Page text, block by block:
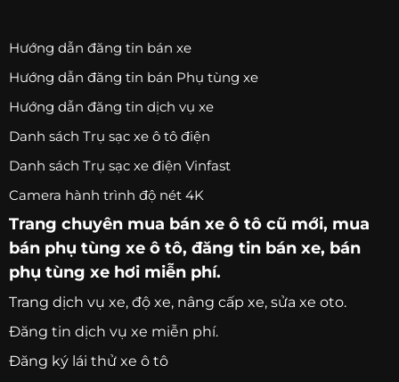
Hướng dẫn đăng tin bán xe
Hướng dẫn đăng tin bán Phụ tùng xe
Hướng dẫn đăng tin dịch vụ xe
Danh sách Trụ sạc xe ô tô điện
Danh sách Trụ sạc xe điện Vinfast
Camera hành trình độ nét 4K
Trang chuyên mua bán xe ô tô cũ mới, mua
bán phụ tùng xe ô tô, đăng tin bán xe, bán
phụ tùng xe hơi miễn phí.
Trang dịch vụ xe, độ xe, nâng cấp xe, sửa xe oto.
Đăng tin dịch vụ xe miễn phí.
Đăng ký lái thử xe ô tô